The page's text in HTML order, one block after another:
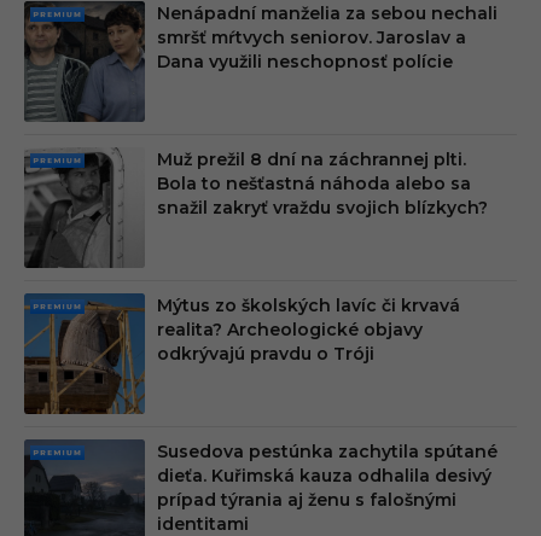
PRE
MIU
M
Nenápadní manželia za sebou nechali
smršť mŕtvych seniorov. Jaroslav a
Dana využili neschopnosť polície
PRE
MIU
M
Muž prežil 8 dní na záchrannej plti.
Bola to nešťastná náhoda alebo sa
snažil zakryť vraždu svojich blízkych?
PRE
MIU
M
Mýtus zo školských lavíc či krvavá
realita? Archeologické objavy
odkrývajú pravdu o Tróji
PRE
MIU
Susedova pestúnka zachytila spútané
dieťa. Kuřimská kauza odhalila desivý
prípad týrania aj ženu s falošnými
identitami